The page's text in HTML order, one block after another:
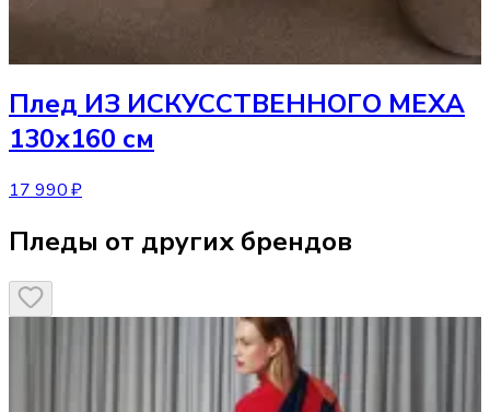
Плед ИЗ ИСКУССТВЕННОГО МЕХА
130х160 см
17 990 ₽
Пледы от других брендов